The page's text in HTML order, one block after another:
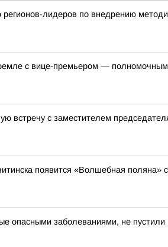
лидеров по внедрению
с вице-премьером —
встречу с заместителем
появится «Волшебная поляна»
опасными заболеваниями, не пустили